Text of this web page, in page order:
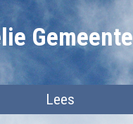
Gemeente
Lees